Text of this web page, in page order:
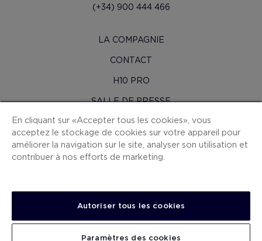
(+34) 900 444 466
LA COMPAGNIE
CONTACT
H10 PRO
SALLE DE PRESSE
PLAN DU SITE
CONDITIONS CONTRAT
COOKIES
MENTIONS LÉGALES
CANAL DE DÉNONCIATION
En cliquant sur « Accepter tous les cookies », vous
acceptez le stockage de cookies sur votre appareil pour
améliorer la navigation sur le site, analyser son utilisation et
contribuer à nos efforts de marketing.
Autoriser tous les cookies
Paramètres des cookies